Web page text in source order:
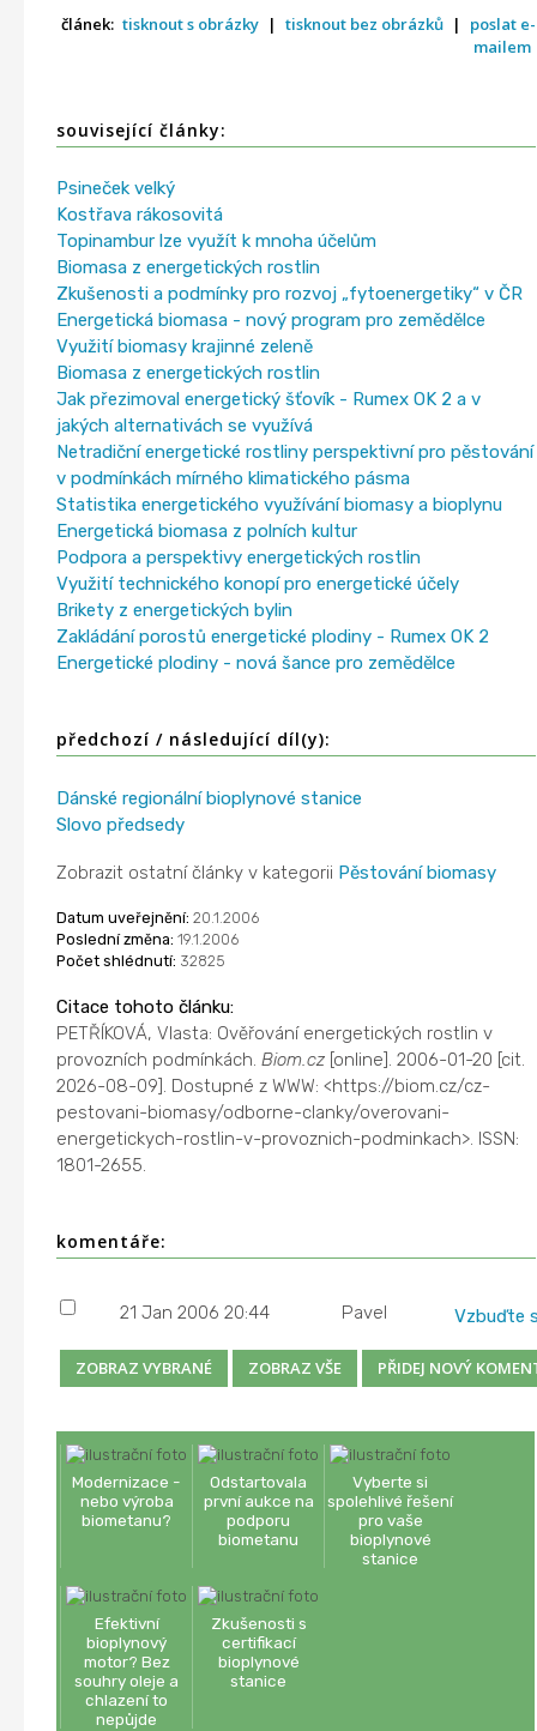
článek: tisknout s obrázky | tisknout bez obrázků |
poslat e-
mailem
související články:
Psineček velký
Kostřava rákosovitá
Topinambur lze využít k mnoha účelům
Biomasa z energetických rostlin
Zkušenosti a podmínky pro rozvoj „fytoenergetiky“ v ČR
Energetická biomasa - nový program pro zemědělce
Využití biomasy krajinné zeleně
Biomasa z energetických rostlin
Jak přezimoval energetický šťovík - Rumex OK 2 a v
jakých alternativách se využívá
Netradiční energetické rostliny perspektivní pro pěstování
v podmínkách mírného klimatického pásma
Statistika energetického využívání biomasy a bioplynu
Energetická biomasa z polních kultur
Podpora a perspektivy energetických rostlin
Využití technického konopí pro energetické účely
Brikety z energetických bylin
Zakládání porostů energetické plodiny - Rumex OK 2
Energetické plodiny - nová šance pro zemědělce
předchozí / následující díl(y):
Dánské regionální bioplynové stanice
Slovo předsedy
Zobrazit ostatní články v kategorii Pěstování biomasy
Datum uveřejnění: 20.1.2006
Poslední změna: 19.1.2006
Počet shlédnutí: 32825
Citace tohoto článku:
PETŘÍKOVÁ, Vlasta: Ověřování energetických rostlin v
provozních podmínkách.Biom.cz [online]. 2006-01-20 [cit.
2026-08-09]. Dostupné z WWW: <https://biom.cz/cz-
pestovani-biomasy/odborne-clanky/overovani-
energetickych-rostlin-v-provoznich-podminkach>. ISSN:
1801-2655.
komentáře:
21 Jan 2006 20:44 Pavel Vzbuďte
Modernizace -
nebo výroba
biometanu?
Odstartovala
první aukce na
podporu
biometanu
Vyberte si
spolehlivé řešení
pro vaše
bioplynové
stanice
Efektivní
bioplynový
motor? Bez
souhry oleje a
chlazení to
nepůjde
Zkušenosti s
certifikací
bioplynové
stanice